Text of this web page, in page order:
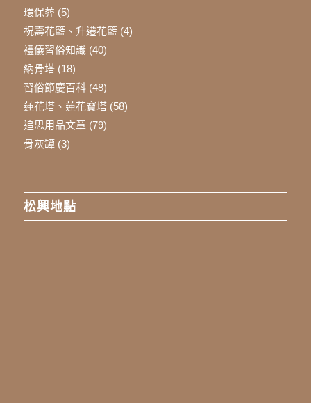
環保葬(5)
祝壽花籃、升遷花籃(4)
禮儀習俗知識(40)
納骨塔(18)
習俗節慶百科(48)
蓮花塔、蓮花寶塔(58)
追思用品文章(79)
骨灰罈(3)
松興地點